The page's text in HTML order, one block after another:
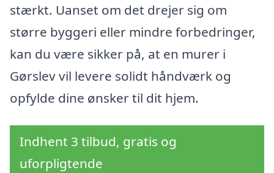
stærkt. Uanset om det drejer sig om
større byggeri eller mindre forbedringer,
kan du være sikker på, at en murer i
Gørslev vil levere solidt håndværk og
opfylde dine ønsker til dit hjem.
Indhent 3 tilbud, gratis og
uforpligtende